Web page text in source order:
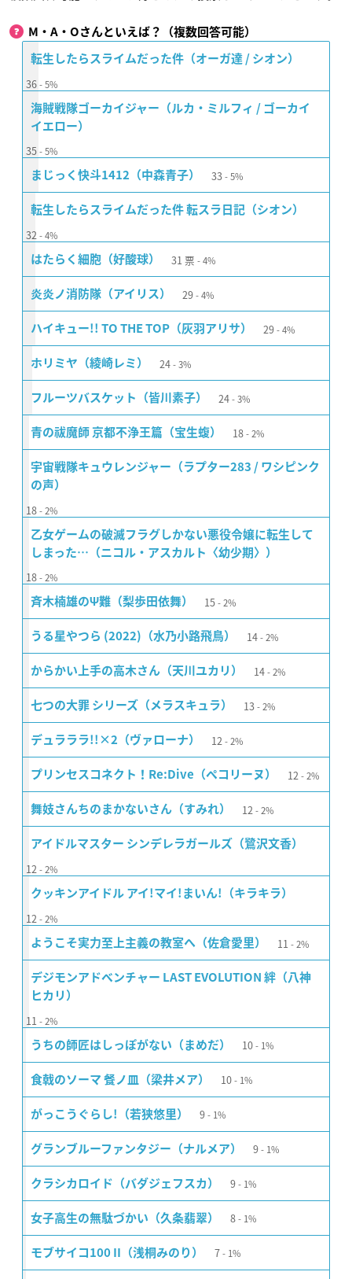
M・A・Oさんといえば？（複数回答可能）
転生したらスライムだった件（オーガ達 / シオン）
36 5%
海賊戦隊ゴーカイジャー（ルカ・ミルフィ / ゴーカイ
イエロー）
35 5%
まじっく快斗1412（中森青子） 33 5%
転生したらスライムだった件 転スラ日記（シオン）
32 4%
はたらく細胞（好酸球） 31 票 4%
炎炎ノ消防隊（アイリス） 29 4%
ハイキュー!! TO THE TOP（灰羽アリサ） 29 4%
ホリミヤ（綾崎レミ） 24 3%
フルーツバスケット（皆川素子） 24 3%
青の祓魔師 京都不浄王篇（宝生蝮） 18 2%
宇宙戦隊キュウレンジャー（ラプター283 / ワシピンク
の声）
18 2%
乙女ゲームの破滅フラグしかない悪役令嬢に転生して
しまった…（ニコル・アスカルト〈幼少期〉）
18 2%
斉木楠雄のΨ難（梨歩田依舞） 15 2%
うる星やつら (2022)（水乃小路飛鳥） 14 2%
からかい上手の高木さん（天川ユカリ） 14 2%
七つの大罪 シリーズ（メラスキュラ） 13 2%
デュラララ!!×2（ヴァローナ） 12 2%
プリンセスコネクト！Re:Dive（ペコリーヌ） 12 2%
舞妓さんちのまかないさん（すみれ） 12 2%
アイドルマスター シンデレラガールズ（鷺沢文香）
12 2%
クッキンアイドル アイ!マイ!まいん!（キラキラ）
12 2%
ようこそ実力至上主義の教室へ（佐倉愛里） 11 2%
デジモンアドベンチャー LAST EVOLUTION 絆（八神
ヒカリ）
11 2%
うちの師匠はしっぽがない（まめだ） 10 1%
食戟のソーマ 餐ノ皿（梁井メア） 10 1%
がっこうぐらし!（若狭悠里） 9 1%
グランブルーファンタジー（ナルメア） 9 1%
クラシカロイド（バダジェフスカ） 9 1%
女子高生の無駄づかい（久条翡翠） 8 1%
モブサイコ100 II（浅桐みのり） 7 1%